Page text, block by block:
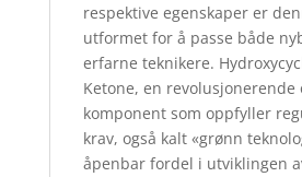
respektive egenskaper er
utformet for å passe både
erfarne teknikere.
Ketone, en revolusjonerende
komponent som oppfyller
krav, også kalt «grønn
åpenbar fordel i utviklingen